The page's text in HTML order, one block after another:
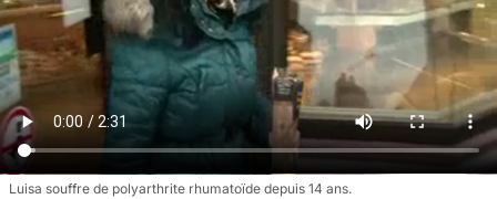
Luisa souffre de polyarthrite rhumatoïde depuis 14 ans.